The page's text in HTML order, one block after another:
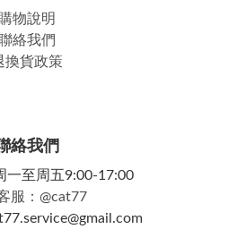
購物說明
絡我們
換貨政策
絡我們
一至周五9:00-17:00
服：@cat77